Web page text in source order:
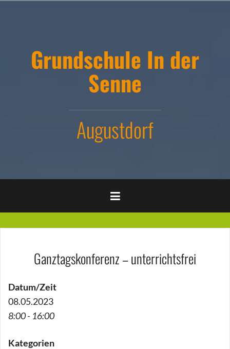
Grundschule In der
Senne
Augustdorf
Ganztagskonferenz – unterrichtsfrei
Datum/Zeit
08.05.2023
8:00 - 16:00
Kategorien